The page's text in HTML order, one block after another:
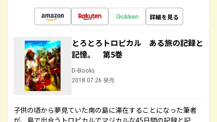
詳細を見る
とろとろトロピカル ある旅の記録と
記憶。 第5巻
D-Books
2018.07.26 発売
子供の頃から夢見ていた南の島に滞在することになった筆者
が、島で出合うトロピカルでマジカルな45日間の記録と記